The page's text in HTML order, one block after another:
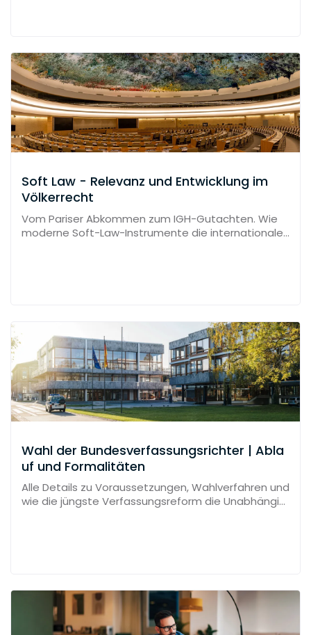
Soft Law - Relevanz und Entwicklung im
Völkerrecht
Vom Pariser Abkommen zum IGH-Gutachten. Wie
moderne Soft-Law-Instrumente die internationale
Wahl der Bundesverfassungsrichter | Abla
uf und Formalitäten
Alle Details zu Voraussetzungen, Wahlverfahren und
wie die jüngste Verfassungsreform die Unabhängig